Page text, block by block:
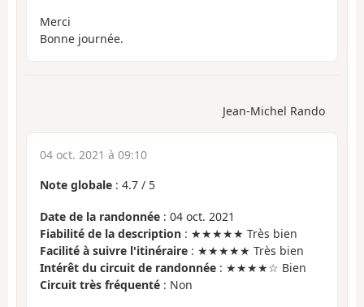
Merci
Bonne journée.
Jean-Michel Rando
04 oct. 2021 à 09:10
Note globale : 4.7 / 5
Date de la randonnée : 04 oct. 2021
Fiabilité de la description : ★★★★★ Très bien
Facilité à suivre l'itinéraire : ★★★★★ Très bien
Intérêt du circuit de randonnée : ★★★★☆ Bien
Circuit très fréquenté : Non